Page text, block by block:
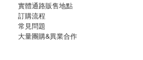
實體通路販售地點
訂購流程
常見問題
大量團購&異業合作